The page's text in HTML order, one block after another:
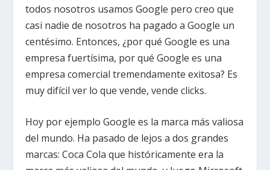
todos nosotros usamos Google pero creo que
casi nadie de nosotros ha pagado a Google un
centésimo. Entonces, ¿por qué Google es una
empresa fuertísima, por qué Google es una
empresa comercial tremendamente exitosa? Es
muy difícil ver lo que vende, vende clicks.
Hoy por ejemplo Google es la marca más valiosa
del mundo. Ha pasado de lejos a dos grandes
marcas: Coca Cola que históricamente era la